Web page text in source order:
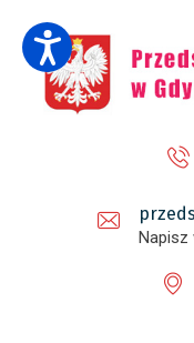
Napisz